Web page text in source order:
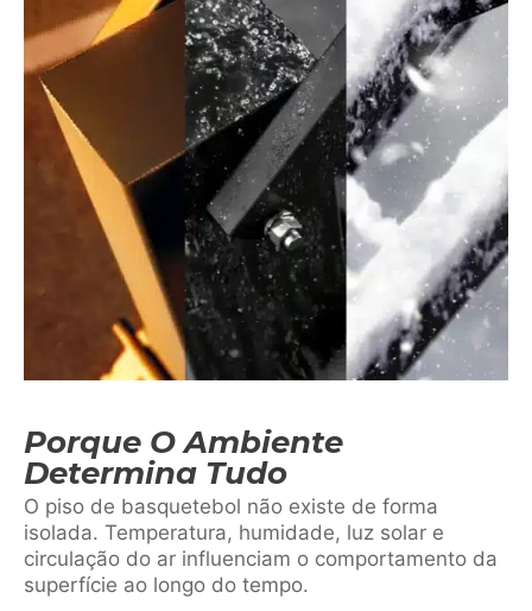
Porque O Ambiente
Determina Tudo
O piso de basquetebol não existe de forma
isolada. Temperatura, humidade, luz solar e
circulação do ar influenciam o comportamento da
superfície ao longo do tempo.